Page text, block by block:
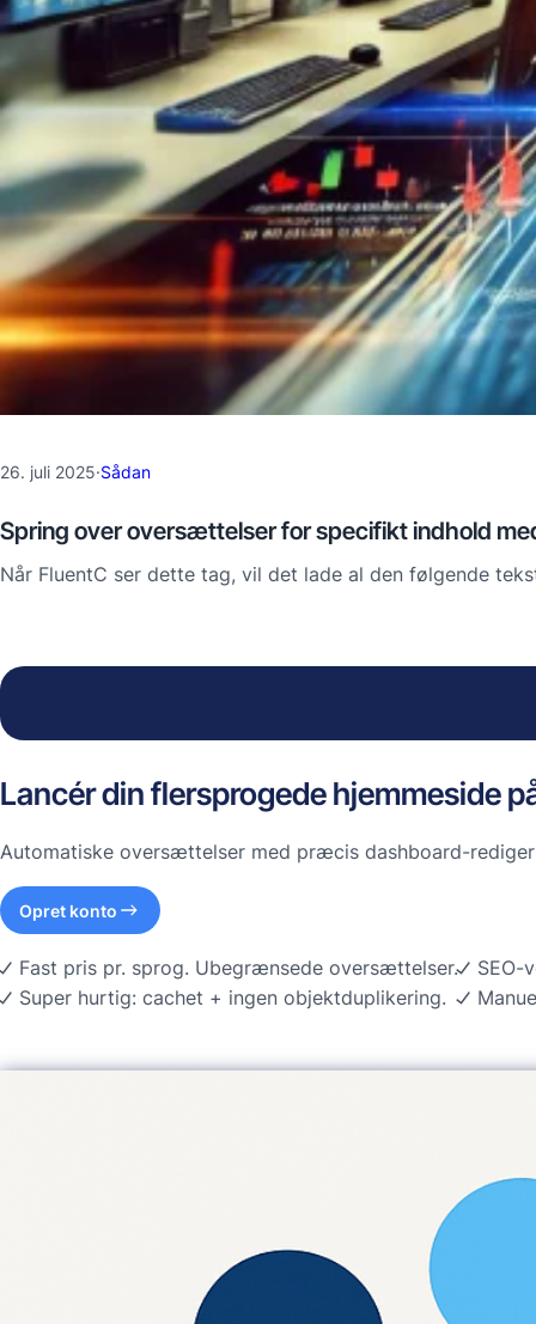
26. juli 2025·Sådan
Spring over oversættelser for specifikt indhold
Når FluentC ser dette tag, vil det lade al den følgende
Lancér din flersprogede hjemmeside
Automatiske oversættelser med præcis dashboard-
Opret konto
Fast pris pr. sprog. Ubegrænsede oversættelser.
Super hurtig: cachet + ingen objektduplikering.
SEO-